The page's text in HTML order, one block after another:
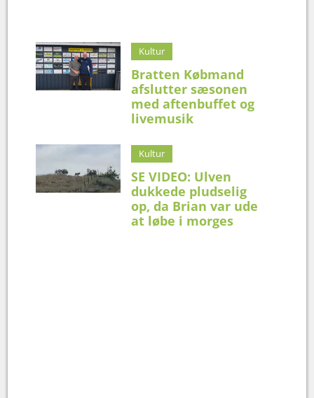
Kultur
Bratten Købmand
afslutter sæsonen
med aftenbuffet og
livemusik
Kultur
SE VIDEO: Ulven
dukkede pludselig
op, da Brian var ude
at løbe i morges